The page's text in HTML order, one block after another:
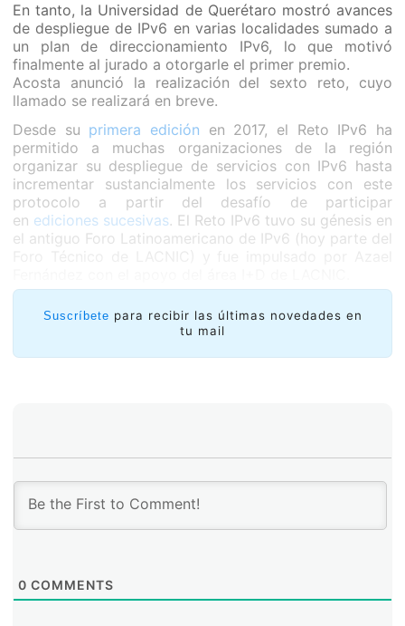
En tanto, la Universidad de Querétaro mostró avances
de despliegue de IPv6 en varias localidades sumado a
un plan de direccionamiento IPv6, lo que motivó
finalmente al jurado a otorgarle el primer premio.
Acosta anunció la realización del sexto reto, cuyo
llamado se realizará en breve.
Desde su primera edición en 2017, el Reto IPv6 ha
permitido a muchas organizaciones de la región
organizar su despliegue de servicios con IPv6 hasta
incrementar sustancialmente los servicios con este
protocolo a partir del desafío de participar
en ediciones sucesivas. El Reto IPv6 tuvo su génesis en
el antiguo Foro Latinoamericano de IPv6 (hoy parte del
Suscríbete para recibir las últimas novedades en
tu mail
0 COMMENTS